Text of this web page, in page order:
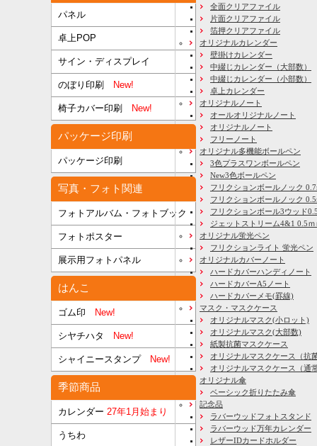
パネル
卓上POP
サイン・ディスプレイ
のぼり印刷 New!
椅子カバー印刷 New!
パッケージ印刷
パッケージ印刷
写真・フォト関連
フォトアルバム・フォトブック
フォトポスター
展示用フォトパネル
はんこ
ゴム印 New!
シヤチハタ New!
シャイニースタンプNew!
季節商品
カレンダー 27年1月始まり
うちわ
全面クリアファイル
片面クリアファイル
箔押クリアファイル
オリジナルカレンダー
壁掛けカレンダー
中綴じカレンダー（大部数）
中綴じカレンダー（小部数）
卓上カレンダー
オリジナルノート
オールオリジナルノート
オリジナルノート
フリーノート
オリジナル多機能ボールペン
3色プラスワンボールペン
New3色ボールペン
フリクションボールノック
フリクションボールノック
フリクションボール3ウッド
ジェットストリーム4&1 0.5ｍ
オリジナル蛍光ペン
フリクションライト 蛍光ペン
オリジナルカバーノート
ハードカバーハンディノート
ハードカバーA5ノート
ハードカバーメモ(罫線)
マスク・マスクケース
オリジナルマスク(小ロット)
オリジナルマスク(大部数)
紙製抗菌マスクケース
オリジナルマスクケース（抗
オリジナルマスクケース（通
オリジナル傘
ベーシック折りたたみ傘
記念品
ラバーウッドフォトスタンド
ラバーウッド万年カレンダー
レザーIDカードホルダー